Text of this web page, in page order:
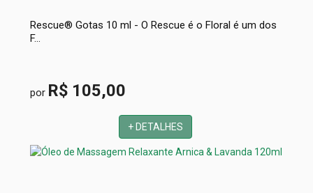
Rescue® Gotas 10 ml - O Rescue é o Floral é um dos
F...
por R$ 105,00
+ DETALHES